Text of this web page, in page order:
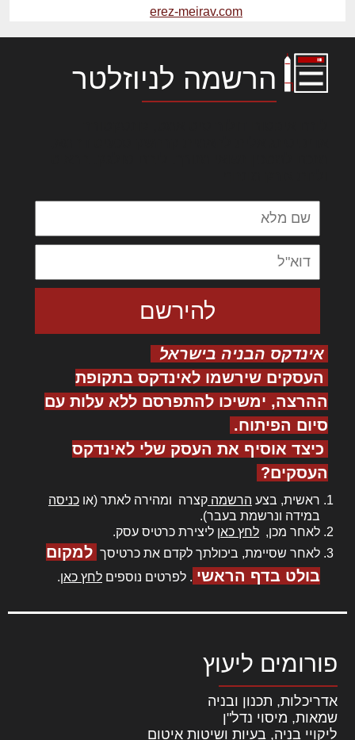
erez-meirav.com
הרשמה לניוזלטר
אינדקס הבניה בישראל
העסקים שירשמו לאינדקס בתקופת
ההרצה, ימשיכו להתפרסם ללא עלות עם
סיום הפיתוח.
כיצד אוסיף את העסק שלי לאינדקס
העסקים?
ראשית, בצע הרשמה קצרה ומהירה לאתר (או כניסה
במידה ונרשמת בעבר).
לאחר מכן, לחץ כאן ליצירת כרטיס עסק.
לאחר שסיימת, ביכולתך לקדם את כרטיסך למקום
בולט בדף הראשי . לפרטים נוספים לחץ כאן.
פורומים ליעוץ
אדריכלות, תכנון ובניה
שמאות, מיסוי נדל"ן
ליקויי בניה, בעיות ושיטות איטום